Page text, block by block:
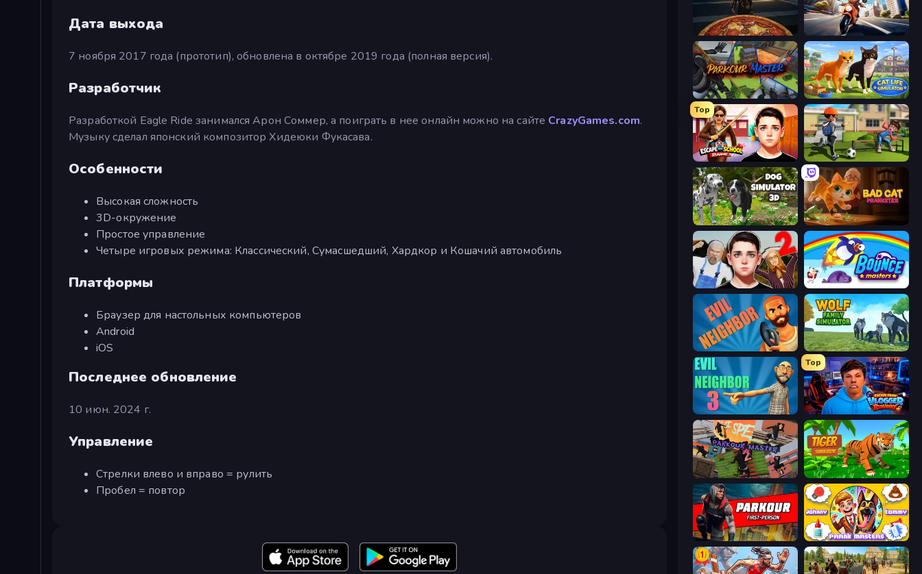
Дата выхода
7 ноября 2017 года (прототип), обновлена в октябре 2019 года (полная версия).
Разработчик
Разработкой Eagle Ride занимался Арон Соммер, а поиграть в нее онлайн можно на сайте CrazyGames.com.
Музыку сделал японский композитор Хидеюки Фукасава.
Особенности
Высокая сложность
3D-окружение
Простое управление
Четыре игровых режима: Классический, Сумасшедший, Хардкор и Кошачий автомобиль
Платформы
Браузер для настольных компьютеров
Android
iOS
Последнее обновление
10 июн. 2024 г.
Управление
Стрелки влево и вправо = рулить
Пробел = повтор
Pizza Anomalies Cat Life Simulator
Parkour Master Cat Life Simulator 3D
Top
Escape from School: Runaway The Prank King
Dog Simulator 3D Bad Cat Prankster
Schoolboy Escape 2 Bouncemasters
Evil Neighbor Wolf Family Simulator
Evil Neighbor 3
Top
Escape from Vlogger: Runaway
Parkour Master 2 Tiger Simulator 3D
Parkour First-Person Johnny n Tommy - Prank Masters